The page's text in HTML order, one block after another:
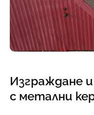
Изграждане
с метални